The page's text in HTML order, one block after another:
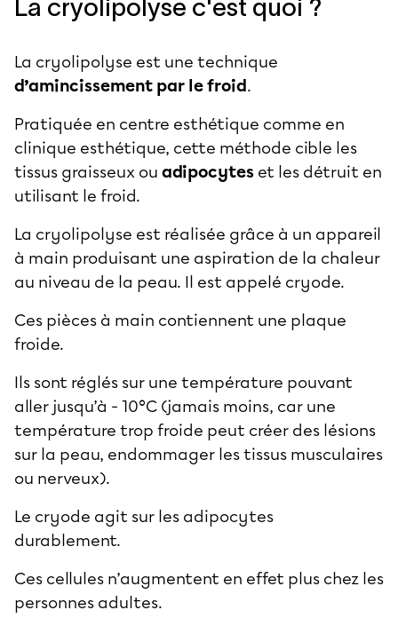
La cryolipolyse c'est quoi ?
La cryolipolyse est une technique
d’amincissement par le froid.
Pratiquée en centre esthétique comme en
clinique esthétique, cette méthode cible les
tissus graisseux ou adipocytes et les détruit en
utilisant le froid.
La cryolipolyse est réalisée grâce à un appareil
à main produisant une aspiration de la chaleur
au niveau de la peau. Il est appelé cryode.
Ces pièces à main contiennent une plaque
froide.
Ils sont réglés sur une température pouvant
aller jusqu’à - 10°C (jamais moins, car une
température trop froide peut créer des lésions
sur la peau, endommager les tissus musculaires
ou nerveux).
Le cryode agit sur les adipocytes
durablement.
Ces cellules n’augmentent en effet plus chez les
personnes adultes.